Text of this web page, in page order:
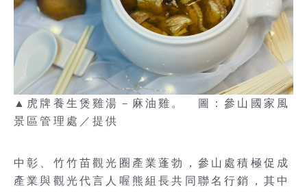
▲虎牌養生煲雞湯－麻油雞。 圖：參山國家風
景區管理處／提供
中彰、竹竹苗觀光圈產業蓬勃，參山處積極促成
產業與觀光代言人喔熊組長共同聯名行銷，其中